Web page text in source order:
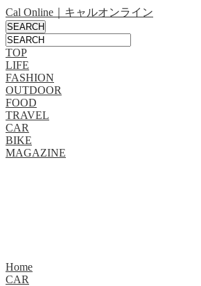
Cal Online｜キャルオンライン
TOP
LIFE
FASHION
OUTDOOR
FOOD
TRAVEL
CAR
BIKE
MAGAZINE
Home
CAR